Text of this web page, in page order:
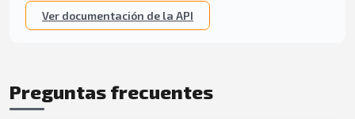
Ver documentación de la API
Preguntas frecuentes